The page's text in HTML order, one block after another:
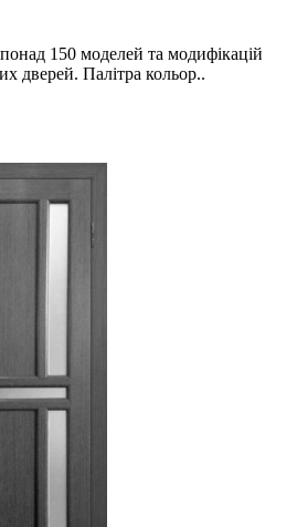
150 моделей та модифікацій
дверей. Палітра кольор..